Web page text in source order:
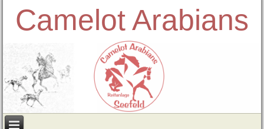
Camelot Arabians